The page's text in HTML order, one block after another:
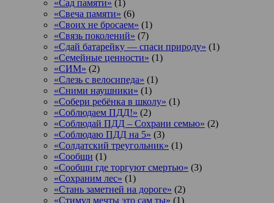
«Сад памяти» (1)
«Свеча памяти» (6)
«Своих не бросаем» (1)
«Связь поколений» (7)
«Сдай батарейку — спаси природу» (1)
«Семейные ценности» (1)
«СИМ» (2)
«Слезь с велосипеда» (1)
«Сними наушники» (1)
«Собери ребёнка в школу» (1)
«Соблюдаем ПДД!» (2)
«Соблюдай ПДД – Сохрани семью» (2)
«Соблюдаю ПДД на 5» (3)
«Солдатский треугольник» (1)
«Сообщи (1)
«Сообщи где торгуют смертью» (3)
«Сохраним лес» (1)
«Стань заметней на дороге» (2)
«Стимул мечты это сам ты» (1)